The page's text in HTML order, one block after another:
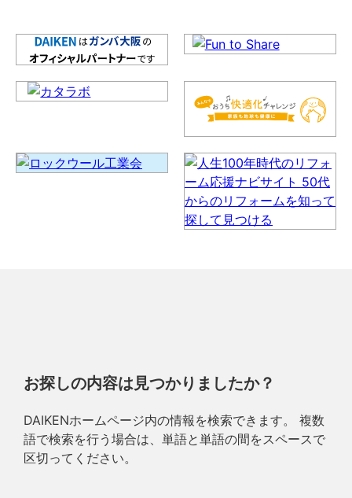
お探しの内容は見つかりましたか？
DAIKENホームページ内の情報を検索できます。 複数
語で検索を行う場合は、単語と単語の間をスペースで
区切ってください。